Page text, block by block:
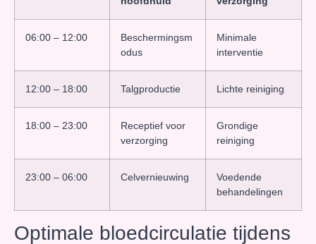
06:00 – 12:00
Beschermingsm
odus
Minimale
interventie
12:00 – 18:00 Talgproductie Lichte reiniging
18:00 – 23:00
Receptief voor
verzorging
Grondige
reiniging
23:00 – 06:00 Celvernieuwing
Voedende
behandelingen
Optimale bloedcirculatie tijdens